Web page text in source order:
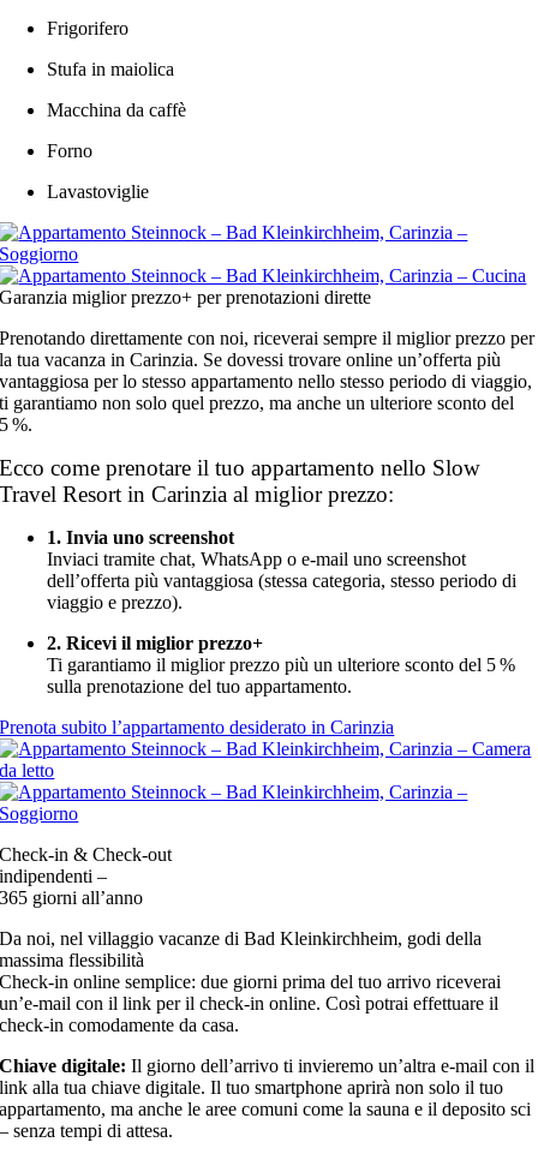
Frigorifero
Stufa in maiolica
Macchina da caffè
Forno
Lavastoviglie
Garanzia miglior prezzo+ per prenotazioni dirette
Prenotando direttamente con noi, riceverai sempre il miglior prezzo per
la tua vacanza in Carinzia. Se dovessi trovare online un’offerta più
vantaggiosa per lo stesso appartamento nello stesso periodo di viaggio,
ti garantiamo non solo quel prezzo, ma anche un ulteriore sconto del
5 %.
Ecco come prenotare il tuo appartamento nello Slow
Travel Resort in Carinzia al miglior prezzo:
1. Invia uno screenshot
Inviaci tramite chat, WhatsApp o e-mail uno screenshot
dell’offerta più vantaggiosa (stessa categoria, stesso periodo di
viaggio e prezzo).
2. Ricevi il miglior prezzo+
Ti garantiamo il miglior prezzo più un ulteriore sconto del 5 %
sulla prenotazione del tuo appartamento.
Prenota subito l’appartamento desiderato in Carinzia
Check-in & Check-out
indipendenti –
365 giorni all’anno
Da noi, nel villaggio vacanze di Bad Kleinkirchheim, godi della
massima flessibilità
Check-in online semplice: due giorni prima del tuo arrivo riceverai
un’e-mail con il link per il check-in online. Così potrai effettuare il
check-in comodamente da casa.
Chiave digitale: Il giorno dell’arrivo ti invieremo un’altra e-mail con il
link alla tua chiave digitale. Il tuo smartphone aprirà non solo il tuo
appartamento, ma anche le aree comuni come la sauna e il deposito sci
– senza tempi di attesa.